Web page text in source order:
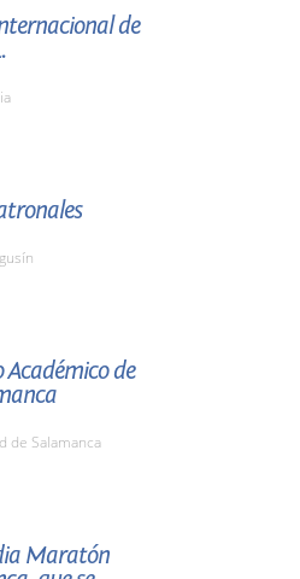
de
de
de Salamanca
Maratón